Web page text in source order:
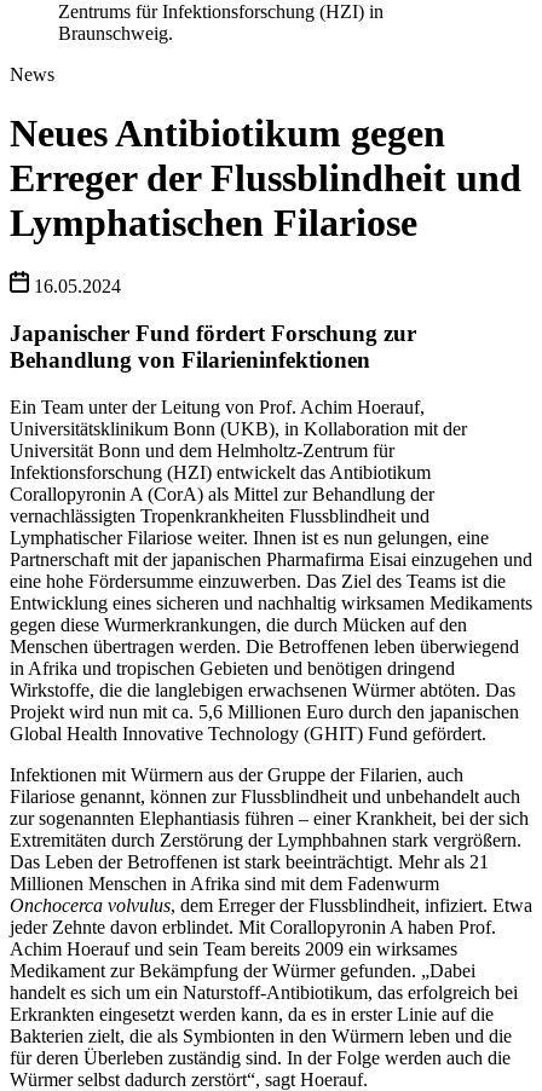
Zentrums für Infektionsforschung (HZI) in
Braunschweig.
News
Neues Antibiotikum gegen
Erreger der Flussblindheit und
Lymphatischen Filariose
16.05.2024
Japanischer Fund fördert Forschung zur
Behandlung von Filarieninfektionen
Ein Team unter der Leitung von Prof. Achim Hoerauf,
Universitätsklinikum Bonn (UKB), in Kollaboration mit der
Universität Bonn und dem Helmholtz-Zentrum für
Infektionsforschung (HZI) entwickelt das Antibiotikum
Corallopyronin A (CorA) als Mittel zur Behandlung der
vernachlässigten Tropenkrankheiten Flussblindheit und
Lymphatischer Filariose weiter. Ihnen ist es nun gelungen, eine
Partnerschaft mit der japanischen Pharmafirma Eisai einzugehen und
eine hohe Fördersumme einzuwerben. Das Ziel des Teams ist die
Entwicklung eines sicheren und nachhaltig wirksamen Medikaments
gegen diese Wurmerkrankungen, die durch Mücken auf den
Menschen übertragen werden. Die Betroffenen leben überwiegend
in Afrika und tropischen Gebieten und benötigen dringend
Wirkstoffe, die die langlebigen erwachsenen Würmer abtöten. Das
Projekt wird nun mit ca. 5,6 Millionen Euro durch den japanischen
Global Health Innovative Technology (GHIT) Fund gefördert.
Infektionen mit Würmern aus der Gruppe der Filarien, auch
Filariose genannt, können zur Flussblindheit und unbehandelt auch
zur sogenannten Elephantiasis führen – einer Krankheit, bei der sich
Extremitäten durch Zerstörung der Lymphbahnen stark vergrößern.
Das Leben der Betroffenen ist stark beeinträchtigt. Mehr als 21
Millionen Menschen in Afrika sind mit dem Fadenwurm
Onchocerca volvulus, dem Erreger der Flussblindheit, infiziert. Etwa
jeder Zehnte davon erblindet. Mit Corallopyronin A haben Prof.
Achim Hoerauf und sein Team bereits 2009 ein wirksames
Medikament zur Bekämpfung der Würmer gefunden. „Dabei
handelt es sich um ein Naturstoff-Antibiotikum, das erfolgreich bei
Erkrankten eingesetzt werden kann, da es in erster Linie auf die
Bakterien zielt, die als Symbionten in den Würmern leben und die
für deren Überleben zuständig sind. In der Folge werden auch die
Würmer selbst dadurch zerstört“, sagt Hoerauf.